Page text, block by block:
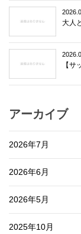
大人
【
アーカイブ
2026年7月
2026年6月
2026年5月
2025年10月